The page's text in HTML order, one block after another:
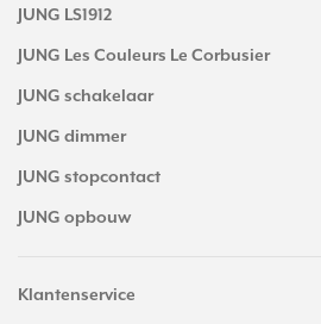
JUNG LS1912
JUNG Les Couleurs Le Corbusier
JUNG schakelaar
JUNG dimmer
JUNG stopcontact
JUNG opbouw
Klantenservice